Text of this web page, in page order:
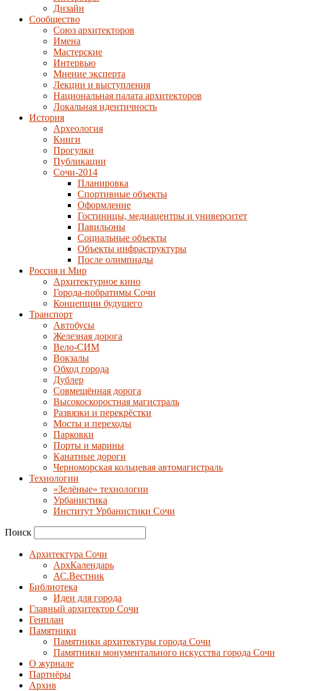
Дизайн
Сообщество
Союз архитекторов
Имена
Мастерские
Интервью
Мнение эксперта
Лекции и выступления
Национальная палата архитекторов
Локальная идентичность
История
Археология
Книги
Прогулки
Публикации
Сочи-2014
Планировка
Спортивные объекты
Оформление
Гостиницы, медиацентры и университет
Павильоны
Социальные объекты
Объекты инфраструктуры
После олимпиады
Россия и Мир
Архитектурное кино
Города-побратимы Сочи
Концепции будущего
Транспорт
Автобусы
Железная дорога
Вело-СИМ
Вокзалы
Обход города
Дублер
Совмещённая дорога
Высокоскоростная магистраль
Развязки и перекрёстки
Мосты и переходы
Парковки
Порты и марины
Канатные дороги
Черноморская кольцевая автомагистраль
Технологии
«Зелёные» технологии
Урбанистика
Институт Урбанистики Сочи
Поиск
Архитектура Сочи
АрхКалендарь
АС.Вестник
Библиотека
Идеи для города
Главный архитектор Сочи
Генплан
Памятники
Памятники архитектуры города Сочи
Памятники монументального искусства города Сочи
О журнале
Партнёры
Архив